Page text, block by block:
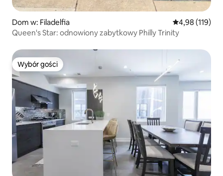
Dom w: Filadelfia Średnia
4,98 (119)
Queen's Star: odnowiony zabytkowy Philly Trinity
Wybór gości
Wybór gości